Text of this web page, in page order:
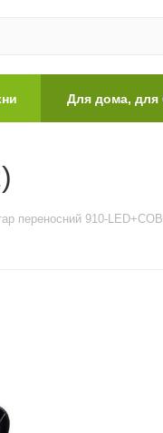
Для дома, для
переносний 910-